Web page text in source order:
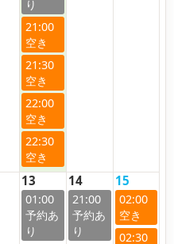
21:00
21:30
22:00
22:30
13
01:00
14
21:00
15
02:00
02:30